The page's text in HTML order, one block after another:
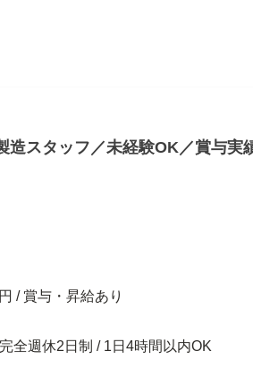
造スタッフ／未経験OK／賞与実
/ 賞与・昇給あり
全週休2日制 / 1日4時間以内OK